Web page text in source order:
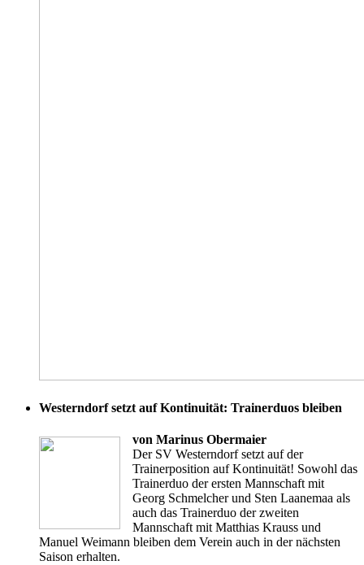
Westerndorf setzt auf Kontinuität: Trainerduos bleiben
von Marinus Obermaier
Der SV Westerndorf setzt auf der
Trainerposition auf Kontinuität! Sowohl das
Trainerduo der ersten Mannschaft mit
Georg Schmelcher und Sten Laanemaa als
auch das Trainerduo der zweiten
Mannschaft mit Matthias Krauss und
Manuel Weimann bleiben dem Verein auch in der nächsten
Saison erhalten.